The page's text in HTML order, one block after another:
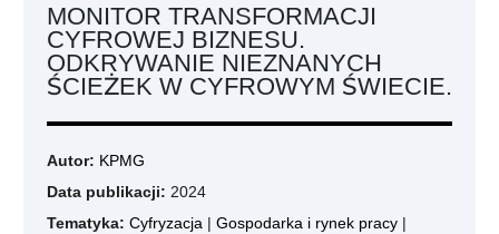
MONITOR TRANSFORMACJI
CYFROWEJ BIZNESU.
ODKRYWANIE NIEZNANYCH
ŚCIEŻEK W CYFROWYM ŚWIECIE.
Autor: KPMG
Data publikacji: 2024
Tematyka: Cyfryzacja | Gospodarka i rynek pracy |